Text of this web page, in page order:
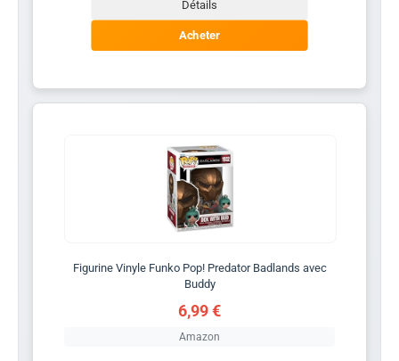
Détails
Acheter
Figurine Vinyle Funko Pop! Predator Badlands avec
Buddy
6,99 €
Amazon